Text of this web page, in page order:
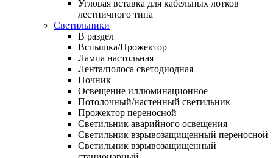
Угловая вставка для кабельных лотков
лестничного типа
Светильники
В раздел
Вспышка/Прожектор
Лампа настольная
Лента/полоса светодиодная
Ночник
Освещение иллюминационное
Потолочный/настенный светильник
Прожектор переносной
Светильник аварийного освещения
Светильник взрывозащищенный переносной
Светильник взрывозащищенный